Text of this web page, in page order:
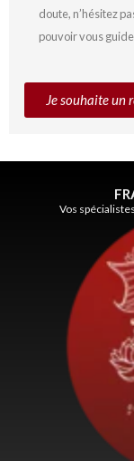
doute, n’hésitez
pouvoir vous
Je souhaite un
Vos